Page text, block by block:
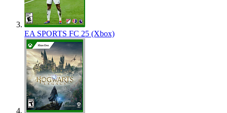
EA SPORTS FC 25 (Xbox)